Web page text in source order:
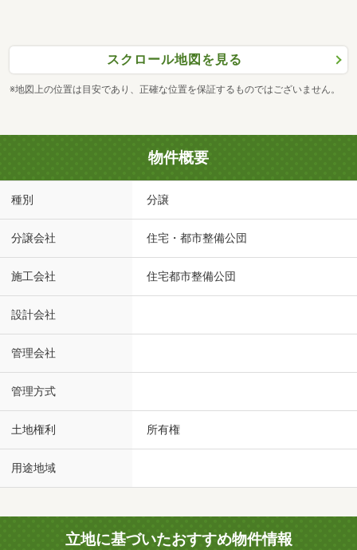
スクロール地図を見る
※地図上の位置は目安であり、正確な位置を保証するものではございません。
物件概要
種別 分譲
分譲会社 住宅・都市整備公団
施工会社 住宅都市整備公団
設計会社
管理会社
管理方式
土地権利 所有権
用途地域
立地に基づいたおすすめ物件情報